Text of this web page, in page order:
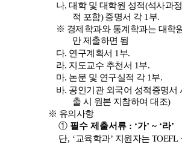
나.대학 및 대학원 성적(석사과정
적 포함)증명서 각 1 부.
※ 경제학과와 통계학과는 대학
만 제출하면 됨
다. 연구계획서 1 부.
라. 지도교수 추천서 1부.
마. 논문 및 연구실적 각 1부.
바. 공인기관 외국어 성적증명서
출 시 원본 지참하여 대조)
※ 유의사항
① 필수 제출서류 : ‘가’ ~ ‘라’
단, ‘교육학과’ 지원자는TOEFL